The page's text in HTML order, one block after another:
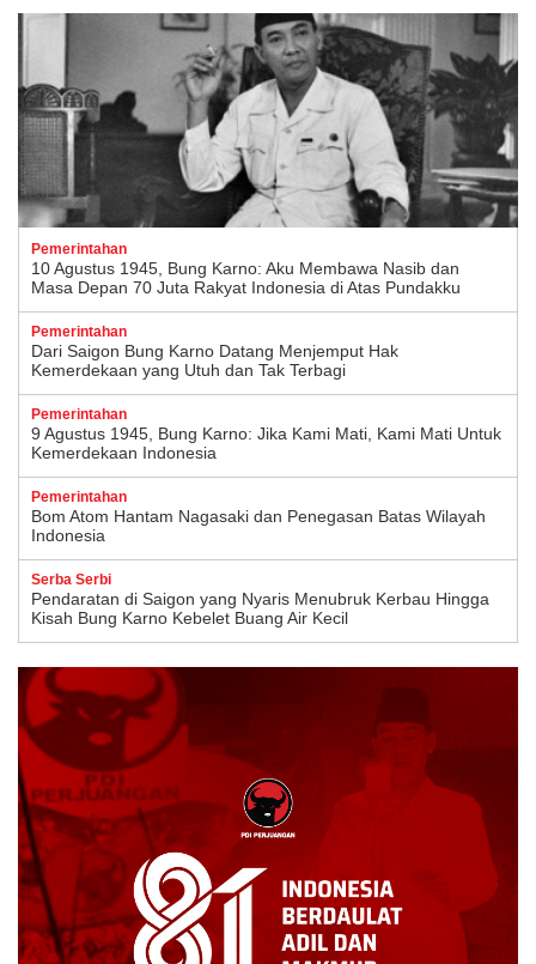
Pemerintahan
10 Agustus 1945, Bung Karno: Aku Membawa Nasib dan
Masa Depan 70 Juta Rakyat Indonesia di Atas Pundakku
Pemerintahan
Dari Saigon Bung Karno Datang Menjemput Hak
Kemerdekaan yang Utuh dan Tak Terbagi
Pemerintahan
9 Agustus 1945, Bung Karno: Jika Kami Mati, Kami Mati Untuk
Kemerdekaan Indonesia
Pemerintahan
Bom Atom Hantam Nagasaki dan Penegasan Batas Wilayah
Indonesia
Serba Serbi
Pendaratan di Saigon yang Nyaris Menubruk Kerbau Hingga
Kisah Bung Karno Kebelet Buang Air Kecil